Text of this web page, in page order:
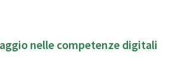
nelle competenze digitali